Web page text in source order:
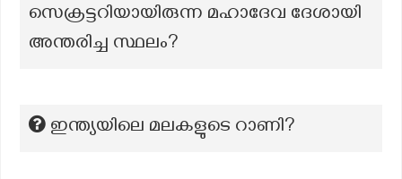
സെക്രട്ടറിയായിരുന്ന മഹാദേവ ദേശായി
അന്തരിച്ച സ്ഥലം?
ഇന്ത്യയിലെ മലകളുടെ റാണി?